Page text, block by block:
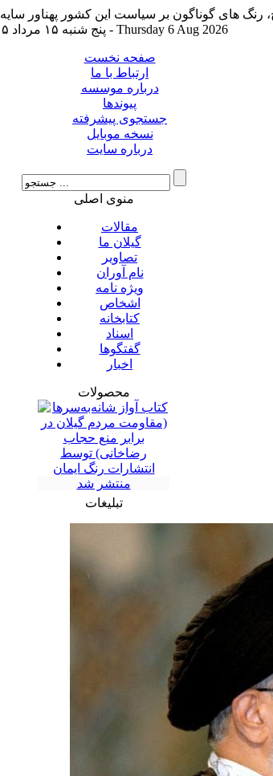
پنج شنبه ۱۵ مرداد ۱۴۰۵ - Thursday 6 Aug 2026
صفحه نخست
ارتباط با ما
درباره موسسه
پیوندها
جستجوی پیشرفته
نسخه موبایل
درباره سایت
منوی اصلی
مقالات
گیلان ما
تصاویر
نام آوران
ویژه نامه
اشخاص
کتابخانه
اسناد
گفتگوها
اخبار
محصولات
تبلیغات